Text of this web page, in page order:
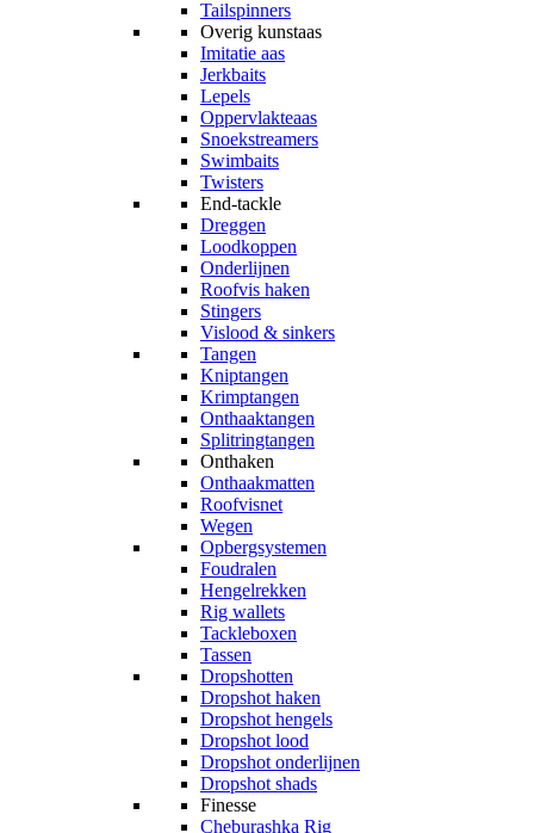
Tailspinners
Overig kunstaas
Imitatie aas
Jerkbaits
Lepels
Oppervlakteaas
Snoekstreamers
Swimbaits
Twisters
End-tackle
Dreggen
Loodkoppen
Onderlijnen
Roofvis haken
Stingers
Vislood & sinkers
Tangen
Kniptangen
Krimptangen
Onthaaktangen
Splitringtangen
Onthaken
Onthaakmatten
Roofvisnet
Wegen
Opbergsystemen
Foudralen
Hengelrekken
Rig wallets
Tackleboxen
Tassen
Dropshotten
Dropshot haken
Dropshot hengels
Dropshot lood
Dropshot onderlijnen
Dropshot shads
Finesse
Cheburashka Rig